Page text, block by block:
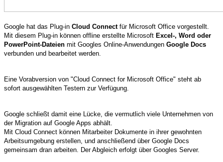
Google hat das Plug-in Cloud Connect für Microsoft Office vorgestellt.
Mit diesem Plug-in können offline erstellte Microsoft Excel-, Word oder
PowerPoint-Dateien mit Googles Online-Anwendungen Google Docs
verbunden und bearbeitet werden.
Eine Vorabversion von "Cloud Connect for Microsoft Office" steht ab
sofort ausgewählten Testern zur Verfügung.
Google schließt damit eine Lücke, die vermutlich viele Unternehmen von
der Migration auf Google Apps abhält.
Mit Cloud Connect können Mitarbeiter Dokumente in ihrer gewohnten
Arbeitsumgebung erstellen, und anschließend über Google Docs
gemeinsam dran arbeiten. Der Abgleich erfolgt über Googles Server.